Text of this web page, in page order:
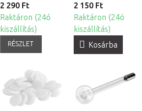
2 290 Ft
Raktáron (24ó
kiszállítás)
RÉSZLET
2 150 Ft
Raktáron (24ó
kiszállítás)
Kosárba